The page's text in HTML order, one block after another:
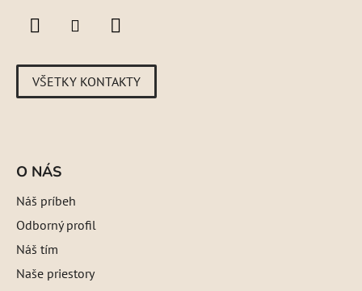
VŠETKY KONTAKTY
O NÁS
Náš príbeh
Odborný profil
Náš tím
Naše priestory